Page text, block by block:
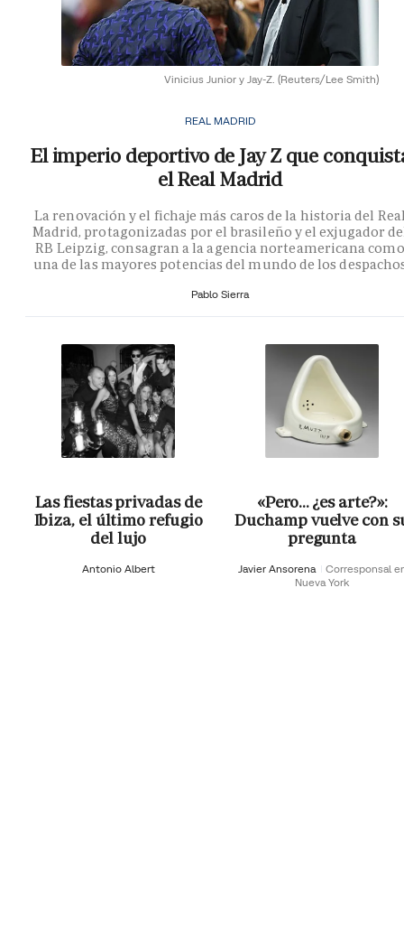
Vinicius Junior y Jay-Z. (Reuters/Lee Smith)
REAL MADRID
El imperio deportivo de Jay Z que
el Real Madrid
La renovación y el fichaje más caros de la historia del
Madrid, protagonizadas por el brasileño y el exjugador
RB Leipzig, consagran a la agencia norteamericana como
una de las mayores potencias del mundo de los
Pablo Sierra
Las fiestas privadas de
Ibiza, el último refugio
del lujo
Antonio Albert
«Pero… ¿es arte?»:
Duchamp vuelve con
pregunta
Javier Ansorena
Corresponsal
Nueva York